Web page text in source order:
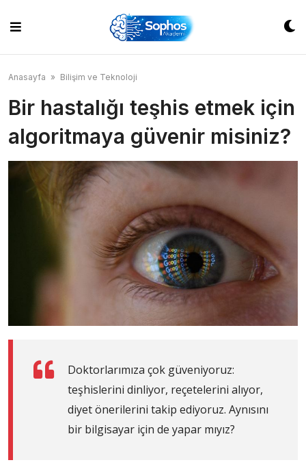
content
Anasayfa » Bilişim ve Teknoloji
Bir hastalığı teşhis etmek için
algoritmaya güvenir misiniz?
Doktorlarımıza çok güveniyoruz:
teşhislerini dinliyor, reçetelerini alıyor,
diyet önerilerini takip ediyoruz. Aynısını
bir bilgisayar için de yapar mıyız?